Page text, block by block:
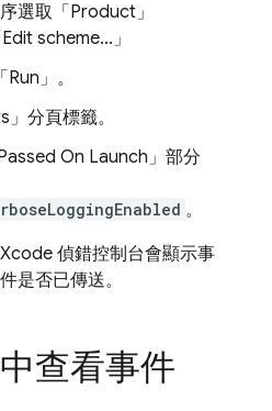
選取「Product」
scheme...」
」 。
分頁標籤。
On Launch」 部分
。
偵錯控制台會顯示事
是否已傳送。
查看事件